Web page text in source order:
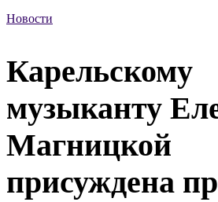
Новости
Карельскому
музыканту
Магницкой
присуждена